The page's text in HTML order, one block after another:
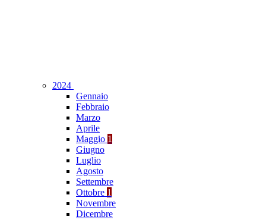
2024
Gennaio
Febbraio
Marzo
Aprile
Maggio 1
Giugno
Luglio
Agosto
Settembre
Ottobre 1
Novembre
Dicembre